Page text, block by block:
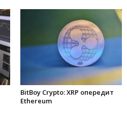
BitBoy Crypto: XRP опередит
Ethereum